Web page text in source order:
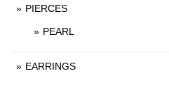
PIERCES
PEARL
EARRINGS